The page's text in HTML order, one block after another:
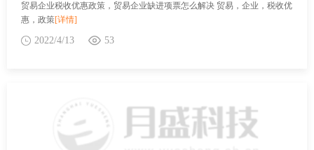
贸易企业税收优惠政策，贸易企业缺进项票怎么解决 贸易，企业，税收优
惠，政策[详情]
2022/4/13 53